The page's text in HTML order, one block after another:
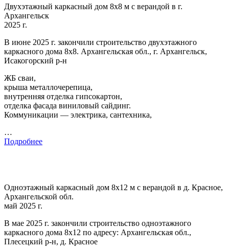
Двухэтажный каркасный дом 8х8 м с верандой в г.
Архангельск
2025 г.
В июне 2025 г. закончили строительство двухэтажного
каркасного дома 8х8. Архангельская обл., г. Архангельск,
Исакогорский р-н
ЖБ сваи,
крыша металлочерепица,
внутренняя отделка гипсокартон,
отделка фасада виниловый сайдинг.
Коммуникации — электрика, сантехника,
…
Подробнее
Одноэтажный каркасный дом 8х12 м с верандой в д. Красное,
Архангельской обл.
май 2025 г.
В мае 2025 г. закончили строительство одноэтажного
каркасного дома 8х12 по адресу: Архангельская обл.,
Плесецкий р-н, д. Красное